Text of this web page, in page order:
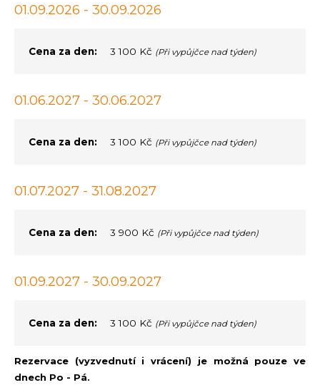
01.09.2026 - 30.09.2026
Cena za den: 3 100 Kč (Při vypůjčce nad týden)
01.06.2027 - 30.06.2027
Cena za den: 3 100 Kč (Při vypůjčce nad týden)
01.07.2027 - 31.08.2027
Cena za den: 3 900 Kč (Při vypůjčce nad týden)
01.09.2027 - 30.09.2027
Cena za den: 3 100 Kč (Při vypůjčce nad týden)
Rezervace (vyzvednutí i vrácení) je možná pouze ve
dnech Po - Pá.